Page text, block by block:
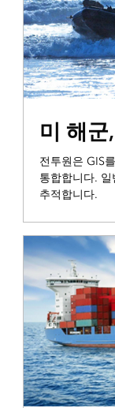
미 해
전투원은 GIS
통합합니다.
추적합니다.